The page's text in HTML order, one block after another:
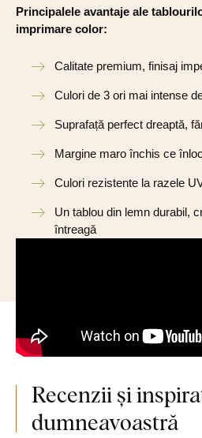
Principalele avantaje ale
imprimare color:
Calitate premium, finisaj
Culori de 3 ori mai intense
Suprafață perfect dreaptă,
Margine maro închis ce
Culori rezistente la razele
Un tablou din lemn durabil,
întreagă
Recenzii și
dumneavoastră